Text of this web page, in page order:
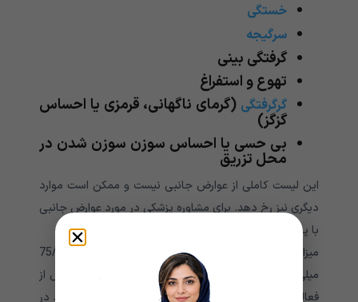
خستگی
سرگیجه
گرفتگی بینی
تهوع و استفراغ
گرگرفتگی (گرمای ناگهانی، قرمزی یا احساس
گزگز)
بی حسی یا احساس سوزن سوزن شدن در
محل تزریق
این لیست کاملی از عوارض جانبی نیست و ممکن است موارد
دیگری نیز رخ دهد. برای مشاوره پزشکی در مورد عوارض جانبی
با پزشک خود تماس بگیرید.
میزان معمول برای اختلال میل جنسی کم در بزرگسالان 75/1
میلی گرم به صورت زیر جلدی در صورت نیاز 45 دقیقه قبل از
فعالیت جنسی پیش بینی شده است. بیش از 1 دوز نباید در